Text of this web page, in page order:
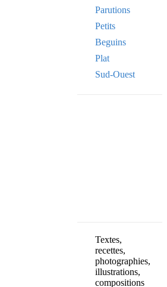
Parutions
Petits
Beguins
Plat
Sud-Ouest
Textes,
recettes,
photographies,
illustrations,
compositions